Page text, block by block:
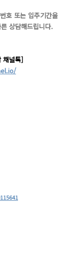
호 또는 입주기간을
상담해드립니다.
채널톡]